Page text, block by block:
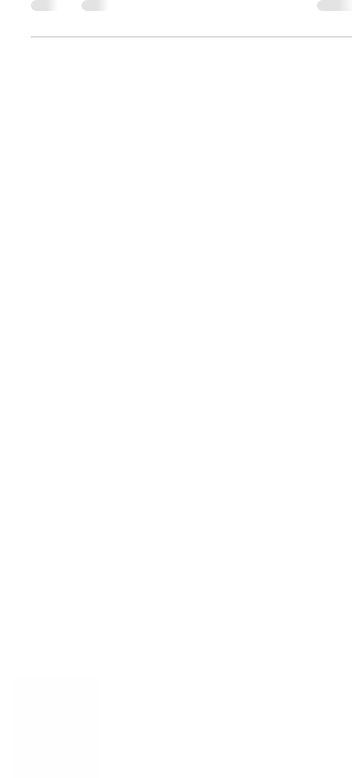
spensierati e adattati alle mode attuali
con competenza tessile.